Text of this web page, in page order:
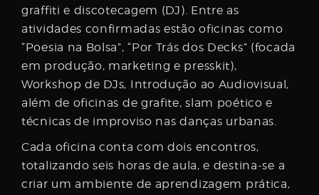
graffiti e discotecagem (DJ). Entre as
atividades confirmadas estão oficinas como
“Poesia na Bolsa”, “Por Trás dos Decks” (focada
em produção, marketing e presskit),
Workshop de DJs, Introdução ao Audiovisual,
além de oficinas de grafite, slam poético e
técnicas de improviso nas danças urbanas.
Cada oficina conta com dois encontros,
totalizando seis horas de aula, e destina-se a
criar um ambiente de aprendizagem prática,